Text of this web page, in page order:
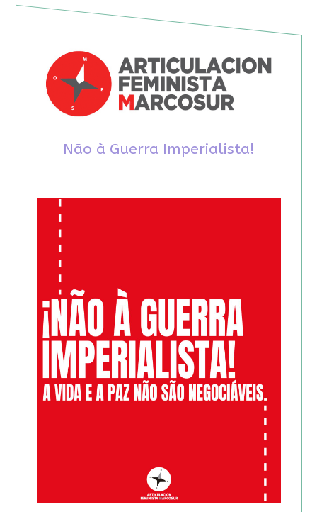
Não à Guerra Imperialista!